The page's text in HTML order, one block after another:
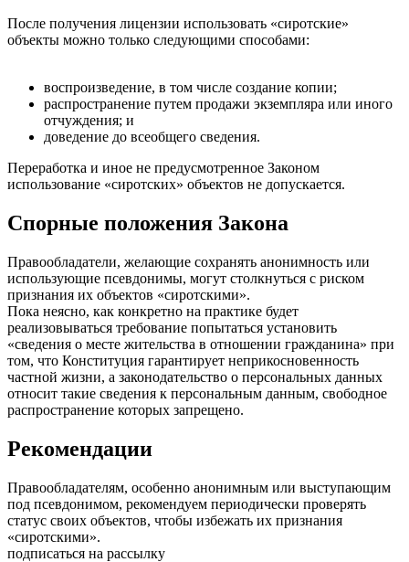
После получения лицензии использовать «сиротские»
объекты можно только следующими способами:
воспроизведение, в том числе создание копии;
распространение путем продажи экземпляра или иного
отчуждения; и
доведение до всеобщего сведения.
Переработка и иное не предусмотренное Законом
использование «сиротских» объектов не допускается.
Спорные положения Закона
Правообладатели, желающие сохранять анонимность или
использующие псевдонимы, могут столкнуться с риском
признания их объектов «сиротскими».
Пока неясно, как конкретно на практике будет
реализовываться требование попытаться установить
«сведения о месте жительства в отношении гражданина» при
том, что Конституция гарантирует неприкосновенность
частной жизни, а законодательство о персональных данных
относит такие сведения к персональным данным, свободное
распространение которых запрещено.
Рекомендации
Правообладателям, особенно анонимным или выступающим
под псевдонимом, рекомендуем периодически проверять
статус своих объектов, чтобы избежать их признания
«сиротскими».
подписаться на рассылку